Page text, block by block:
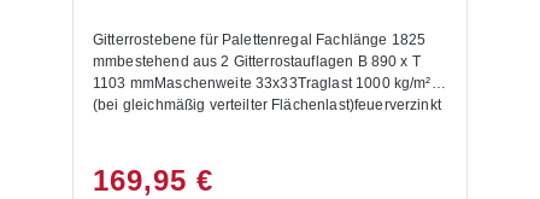
Gitterrostebene für Palettenregal Fachlänge 1825
mmbestehend aus 2 Gitterrostauflagen B 890 x T
1103 mmMaschenweite 33x33Traglast 1000 kg/m²
(bei gleichmäßig verteilter Flächenlast)feuerverzinkt
169,95 €